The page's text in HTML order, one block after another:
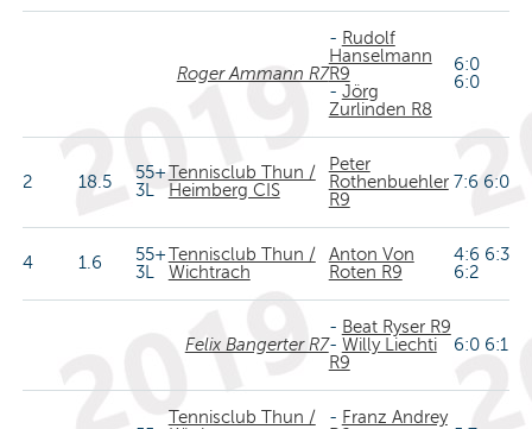
Roger Ammann R7
- Rudolf
Hanselmann
R9
- Jörg
Zurlinden R8
6:0
6:0
2 18.5
55+
3L
Tennisclub Thun /
Heimberg CIS
Peter
Rothenbuehler
R9
7:6 6:0
4 1.6
55+
3L
Tennisclub Thun /
Wichtrach
Anton Von
Roten R9
4:6 6:3
6:2
Felix Bangerter R7
- Beat Ryser R9
- Willy Liechti
R9
6:0 6:1
Tennisclub Thun /
- Franz Andrey